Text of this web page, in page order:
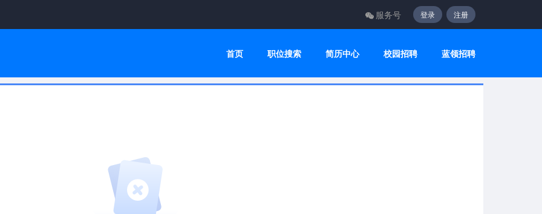
服务号 登录 注册
首页 职位搜索 简历中心 校园招聘 蓝领招聘